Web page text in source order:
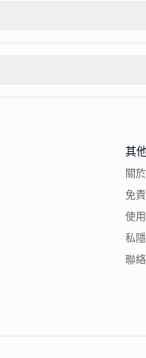
其他
關
免
使
私
聯